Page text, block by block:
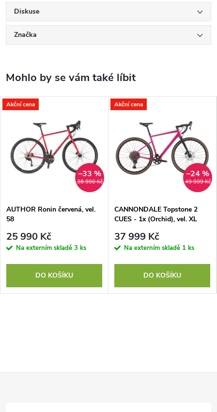
Diskuse
Značka
Akční cena
38 990 Kč
–33 %
AUTHOR Ronin červená, vel.
58
25 990 Kč
Na externím skladě 3 ks
DO KOŠÍKU
Akční cena
49 999 Kč
–24 %
CANNONDALE Topstone 2
CUES - 1x (Orchid), vel. XL
37 999 Kč
Na externím skladě 1 ks
DO KOŠÍKU